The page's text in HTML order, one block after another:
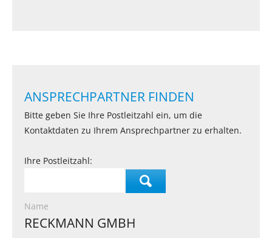
ANSPRECHPARTNER FINDEN
Bitte geben Sie Ihre Postleitzahl ein, um die
Kontaktdaten zu Ihrem Ansprechpartner zu erhalten.
Ihre Postleitzahl:
Name
RECKMANN GMBH